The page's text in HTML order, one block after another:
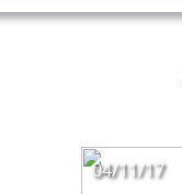
04/11/17